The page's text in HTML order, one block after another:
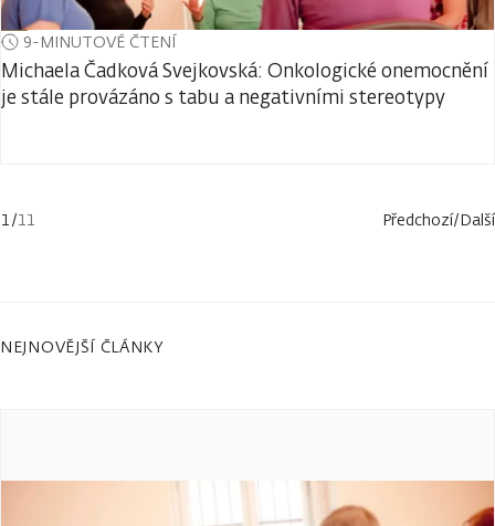
9-MINUTOVÉ ČTENÍ
Michaela Čadková Svejkovská: Onkologické onemocnění
je stále provázáno s tabu a negativními stereotypy
1/11 Předchozí/Další
NEJNOVĚJŠÍ ČLÁNKY